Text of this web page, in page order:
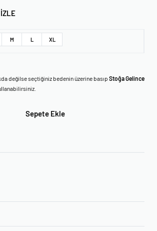
M L XL
değilse seçtiğiniz bedenin üzerine basıp Stoğa Gelince
Sepete Ekle